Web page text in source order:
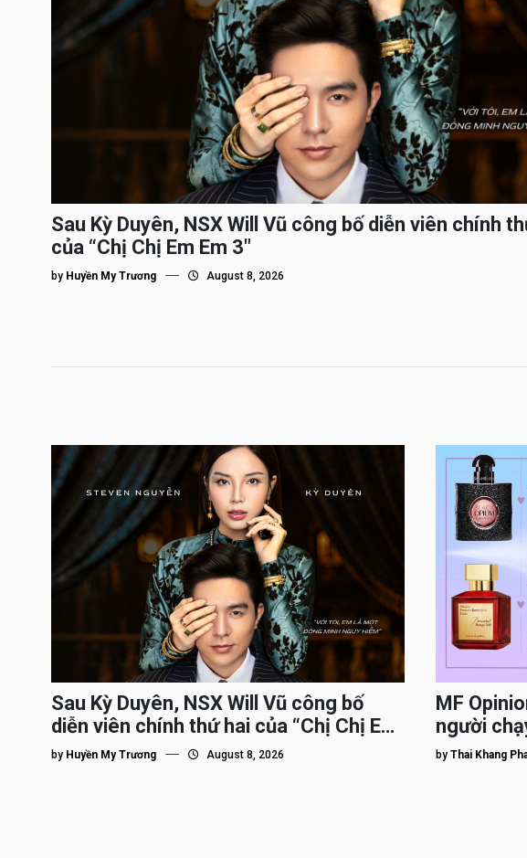
Sau Kỳ Duyên, NSX Will Vũ công bố diễn viên chính
của “Chị Chị Em Em 3″
by Huyền My Trương August 8, 2026
Sau Kỳ Duyên, NSX Will Vũ công bố
diễn viên chính thứ hai của “Chị Chị Em
Em 3″
by Huyền My Trương August 8, 2026
MF
người
Dupe”?
by Thai Khang